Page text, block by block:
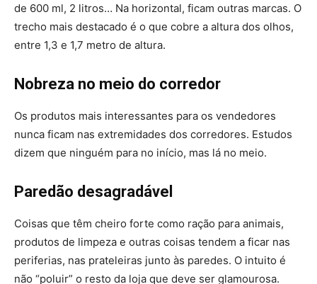
de 600 ml, 2 litros… Na horizontal, ficam outras marcas. O
trecho mais destacado é o que cobre a altura dos olhos,
entre 1,3 e 1,7 metro de altura.
Nobreza no meio do corredor
Os produtos mais interessantes para os vendedores
nunca ficam nas extremidades dos corredores. Estudos
dizem que ninguém para no início, mas lá no meio.
Paredão desagradável
Coisas que têm cheiro forte como ração para animais,
produtos de limpeza e outras coisas tendem a ficar nas
periferias, nas prateleiras junto às paredes. O intuito é
não “poluir” o resto da loja que deve ser glamourosa.